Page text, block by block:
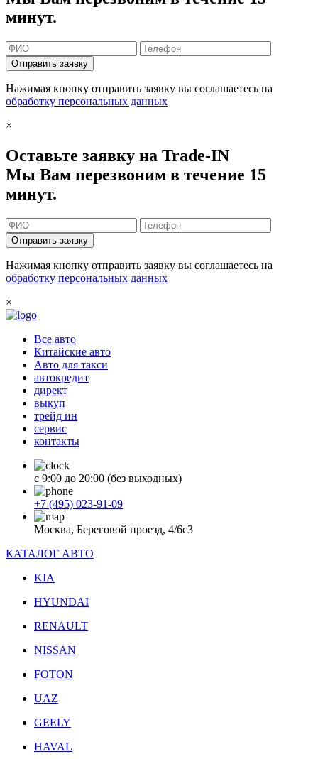
минут.
Отправить заявку
Нажимая кнопку отправить заявку вы соглашаетесь на
обработку персональных данных
×
Оставьте заявку на Trade-IN
Мы Вам перезвоним в течение 15
минут.
Отправить заявку
Нажимая кнопку отправить заявку вы соглашаетесь на
обработку персональных данных
×
Все авто
Китайские авто
Авто для такси
автокредит
директ
выкуп
трейд ин
сервис
контакты
с 9:00 до 20:00 (без выходных)
+7 (495) 023-91-09
Москва, Береговой проезд, 4/6с3
КАТАЛОГ АВТО
KIA
HYUNDAI
RENAULT
NISSAN
FOTON
UAZ
GEELY
HAVAL